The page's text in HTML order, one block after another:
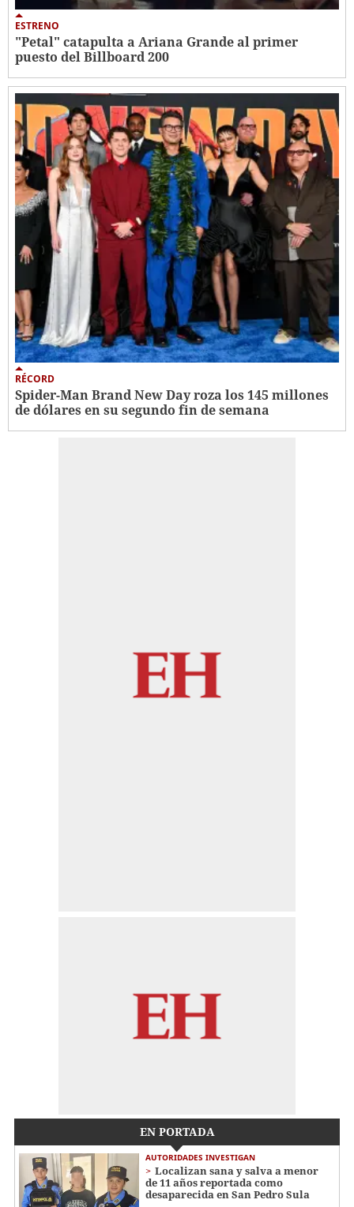
ESTRENO
"Petal" catapulta a Ariana Grande al primer
puesto del Billboard 200
RÉCORD
Spider-Man Brand New Day roza los 145 millones
de dólares en su segundo fin de semana
EN PORTADA
AUTORIDADES INVESTIGAN
Localizan sana y salva a menor
de 11 años reportada como
desaparecida en San Pedro Sula